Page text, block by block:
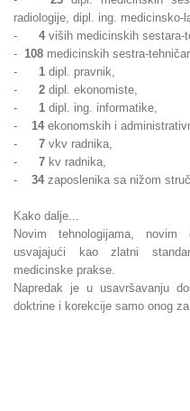
radiologije, dipl. ing. medicinsko-
- 4 viših medicinskih sestara-
- 108 medicinskih sestra-
- 1 dipl. pravnik,
- 2 dipl. ekonomiste,
- 1 dipl. ing. informatike,
- 14 ekonomskih i
- 7 vkv radnika,
- 7 kv radnika,
- 34 zaposlenika sa nižom
Kako dalje...
Novim tehnologijama, novim
usvajajući kao zlatni
medicinske prakse.
Napredak je u usavršavanju
doktrine i korekcije samo onog